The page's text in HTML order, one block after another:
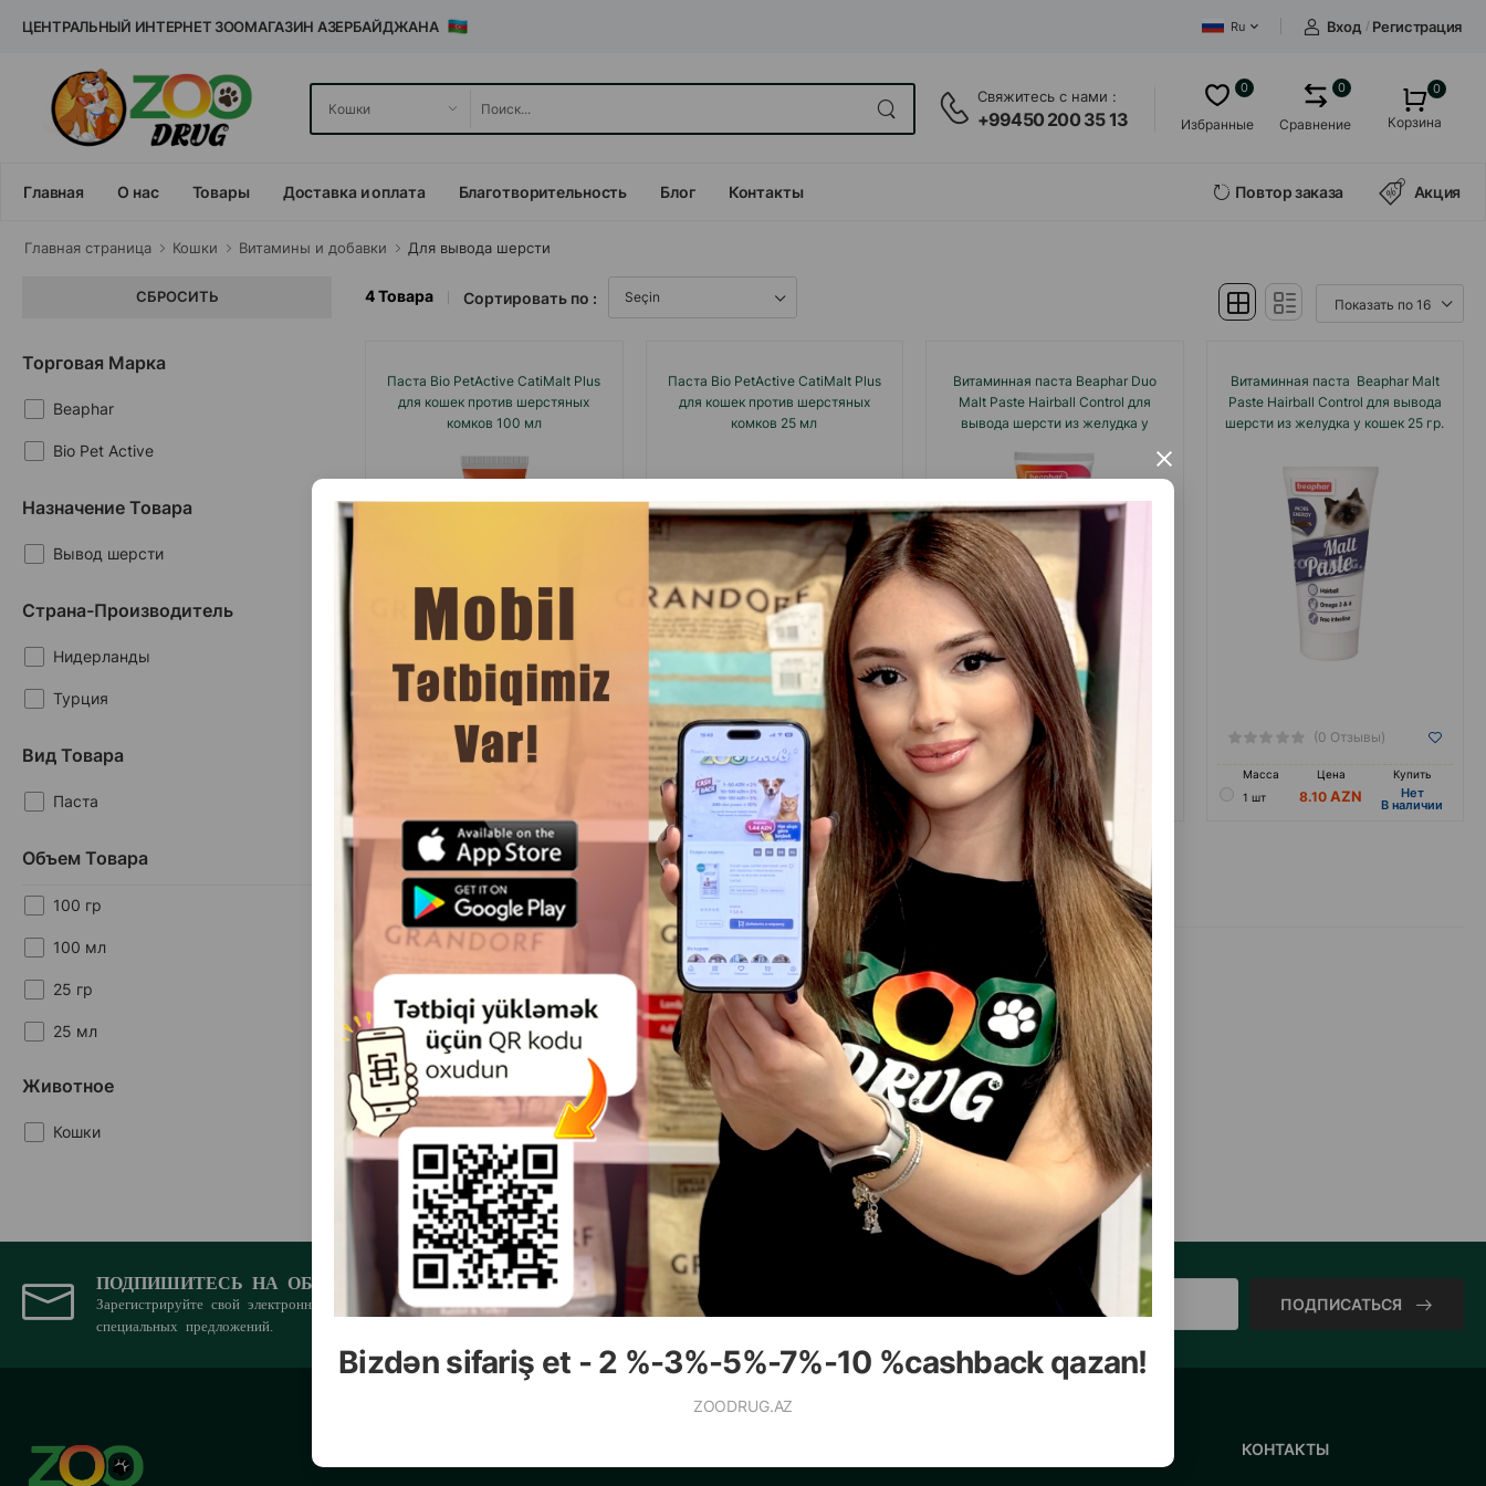
Bizdən sifariş et - 2 %-3%-5%-7%-10 %cashback qazan!
ZOODRUG.AZ
×
ЦЕНТРАЛЬНЫЙ ИНТЕРНЕТ ЗООМАГАЗИН АЗЕРБАЙДЖАНА Ru Вход / Регистрация
Свяжитесь с нами :
+99450 200 35 13 Избранные
0
Сравнение
0 0
Корзина
Главная О нас Товары Доставка и оплата Благотворительность Блог Контакты Повтор заказа Акция
Главная cтраница Кошки Витамины и добавки Для вывода шерсти
СБРОСИТЬ
Торговая Марка
Beaphar
Bio Pet Active
Назначение Товара
Вывод шерсти
Страна-Производитель
Нидерланды
Турция
Вид Товара
Паста
Объем Товара
100 гр
100 мл
25 гр
25 мл
Животное
Кошки
4Товара Сортировать по :
Паста Bio PetActive CatiMalt Plus
для кошек против шерстяных
комков 100 мл
(0 Отзывы)
Цена
Паста Bio PetActive CatiMalt Plus
для кошек против шерстяных
комков 25 мл
(0 Отзывы)
Масса Цена
Купить
1 шт
7.00 Hет
B наличии
Витаминная паста Beaphar Duo
Malt Paste Hairball Control для
вывода шерсти из желудка у
(0 Отзывы)
Масса Цена
1 шт
17.50 B наличии
Витаминная паста Beaphar Malt
Paste Hairball Control для вывода
шерсти из желудка у кошек 25 гр.
(0 Отзывы)
Масса Цена
Купить
1 шт
8.10 Hет
B наличии
ПОДПИШИТЕСЬ НА ОБНОВЛЕНИЯ
Зарегистрируйте свой электронный адрес для получения новостей и
специальных предложений.
ПОДПИСАТЬСЯ
КОНТАКТЫ